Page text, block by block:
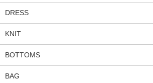
DRESS
KNIT
BOTTOMS
BAG